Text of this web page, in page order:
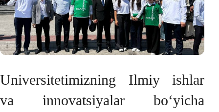
Universitetimizning Ilmiy ishlar
va innovatsiyalar bo‘yicha